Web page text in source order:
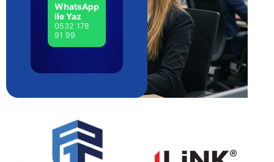
WhatsApp
ile Yaz
0532 178
91 99